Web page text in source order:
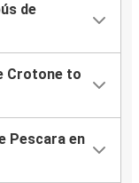
de
Crotone to
Pescara en